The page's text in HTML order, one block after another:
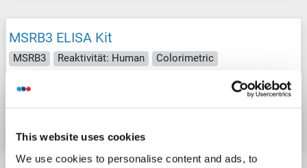
This website uses cookies
We use cookies to personalise content and ads, to
MSRB3 ELISA Kit
MSRB3 Reaktivität: Human Colorimetric
Produktnummer ABIN1142333